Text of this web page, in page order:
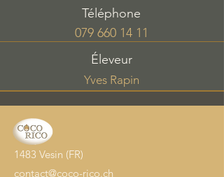
Téléphone
079 660 14 11
Éleveur
Yves Rapin
1483 Vesin (FR)
contact@coco-rico.ch